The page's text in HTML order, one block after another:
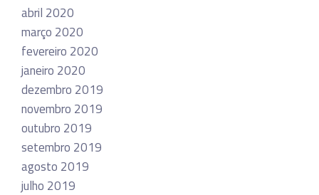
abril 2020
março 2020
fevereiro 2020
janeiro 2020
dezembro 2019
novembro 2019
outubro 2019
setembro 2019
agosto 2019
julho 2019